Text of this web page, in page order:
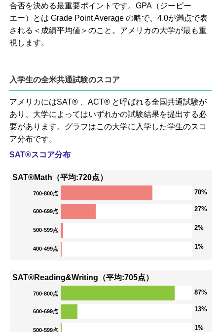
合否を決める最重要ポイントです。GPA（ジーピー
エー）とは Grade Point Average の略で、4.0が満点で表
される＜成績平均値＞のこと。アメリカの大学が最も重
視します。
入学生の全米共通試験のスコア
アメリカにはSAT® 、ACT® と呼ばれる全国共通試験が
あり、大学によってはいずれかの試験結果を提出する必
要があります。グラフはこの大学に入学した学生のスコ
ア分布です。
SAT®スコア分布
SAT®Math（平均:720点）
700-800点 70%
600-699点 27%
500-599点 2%
400-499点 1%
SAT®Reading&Writing（平均:705点）
700-800点 87%
600-699点 13%
500-599点 1%